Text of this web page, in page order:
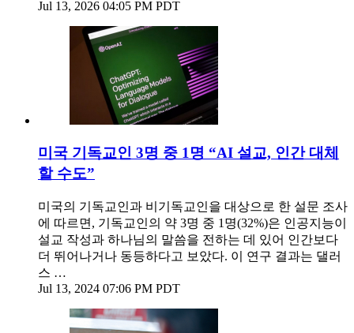
Jul 13, 2026 04:05 PM PDT
미국 기독교인 3명 중 1명 “AI 설교, 인간 대체
할 수도”
미국의 기독교인과 비기독교인을 대상으로 한 설문 조사
에 따르면, 기독교인의 약 3명 중 1명(32%)은 인공지능이
설교 작성과 하나님의 말씀을 전하는 데 있어 인간보다
더 뛰어나거나 동등하다고 보았다. 이 연구 결과는 댈러
스 …
Jul 13, 2024 07:06 PM PDT